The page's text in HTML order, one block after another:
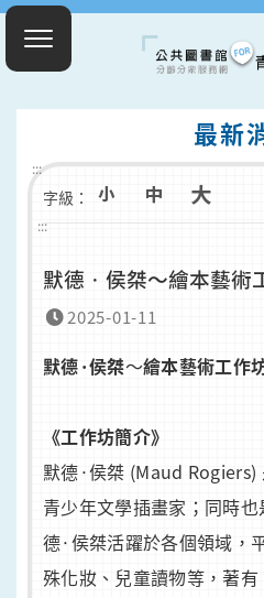
最新
:::
字級：
:::
默德•侯桀～繪本藝術
2025-01-11
默德·侯桀～繪本藝術工作
《工作坊簡介》
默德·侯桀 (Maud Rogiers)
青少年文學插畫家；同時
德·侯桀活躍於各個領域，
殊化妝、兒童讀物等，著